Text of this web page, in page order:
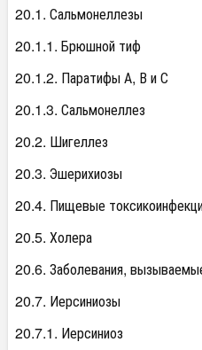
20.1. Сальмонеллезы
20.1.1. Брюшной тиф
20.1.2. Паратифы А, В и С
20.1.3. Сальмонеллез
20.2. Шигеллез
20.3. Эшерихиозы
20.4. Пищевые
20.5. Холера
20.6. Заболевания,
20.7. Иерсиниозы
20.7.1. Иерсиниоз